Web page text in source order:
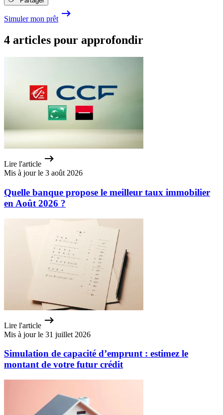
Simuler mon prêt
4 articles pour approfondir
Lire l'article
Mis à jour le 3 août 2026
Quelle banque propose le meilleur taux immobilier
en Août 2026 ?
Lire l'article
Mis à jour le 31 juillet 2026
Simulation de capacité d’emprunt : estimez le
montant de votre futur crédit